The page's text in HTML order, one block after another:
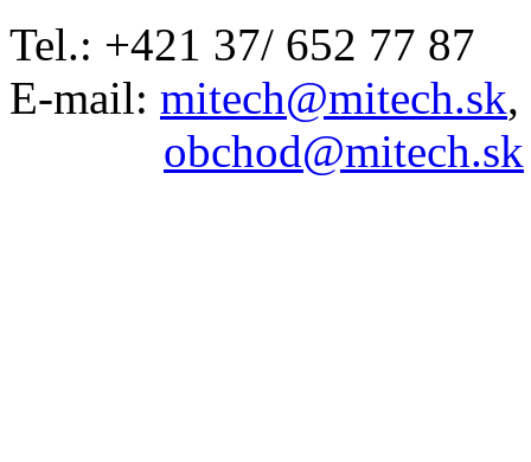
Tel.: +421 37/ 652 77 87
E-mail: mitech@mitech.sk,
obchod@mitech.sk